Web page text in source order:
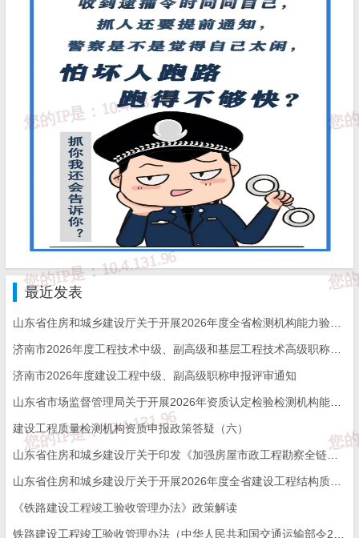
东省工程建设领域工程款支付担保实施办法（试行）》（鲁
建建管字〔2022〕5号），工程合同总价（暂估价）
以上、合同工期3个月以上的建设工程，建设单位应当向承
包单位提供工程款支付担保。政府投资工程可凭财政部门出
具的项目资金落实证明替代工程款支付担保函件。各区县
（功能区）住建部门要依法督促建设单位落实工程款支付担
（二）全面落实农民工工资专用账户管理制度。
企业建立人工费用与其他工程款分账管理制度，推动农民工
工资与工程材料款等相分离。施工企业应在工程项目所在地
银行开设农民工工资专用账户，专项用于支付农民工工资。
各区县（功能区）住建部门要加大对农民工工资资金拨付和
（三）全面落实农民工实名制管理制度。
企业负责所承建项目的农民工实名制管理工作，在项目开工
前，到工程所在地住建部门按规定开设农民工工资专用账
最近发表
济南市2026年度建设工程中级、副高级职称申报评审通知
建设工程质量检测机构资质申报政策答疑（六）
《铁路建设工程竣工验收管理办法》政策解读